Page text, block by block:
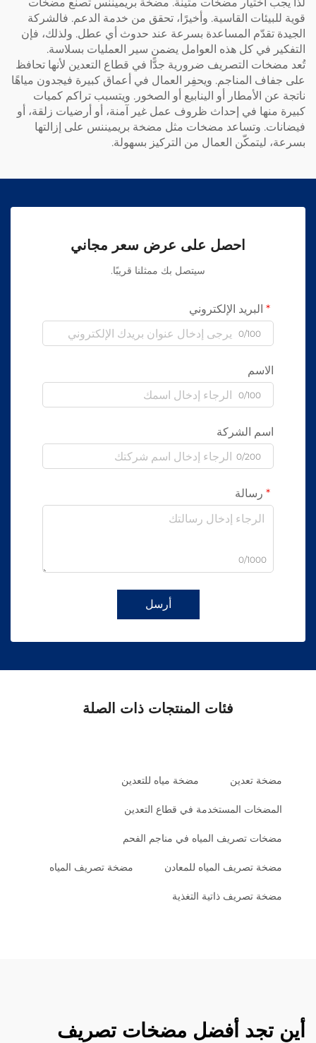
قوية للبيئات القاسية. وأخيرًا، تحقق من خدمة الدعم. فالشركة
الجيدة تقدّم المساعدة بسرعة عند حدوث أي عطل. ولذلك، فإن
التفكير في كل هذه العوامل يضمن سير العمليات بسلاسة.
تُعد مضخات التصريف ضرورية جدًّا في قطاع التعدين لأنها تحافظ
على جفاف المناجم. ويحفِر العمال في أعماق كبيرة فيجدون مياهًا
ناتجة عن الأمطار أو الينابيع أو الصخور. ويتسبب تراكم كميات
كبيرة منها في إحداث ظروف عمل غير آمنة، أو أرضيات زلقة، أو
فيضانات. وتساعد مضخات مثل مضخة بريميننس على إزالتها
بسرعة، ليتمكّن العمال من التركيز بسهولة.
احصل على عرض سعر مجاني
سيتصل بك ممثلنا قريبًا.
البريد الإلكتروني
0/100
الاسم
0/100
اسم الشركة
0/200
رسالة
0/1000
أرسل
فئات المنتجات ذات الصلة
مضخة تعدين مضخة مياه للتعدين
المضخات المستخدمة في قطاع التعدين
مضخات تصريف المياه في مناجم الفحم
مضخة تصريف المياه للمعادن مضخة تصريف المياه
مضخة تصريف ذاتية التغذية
أين تجد أفضل مضخات تصريف